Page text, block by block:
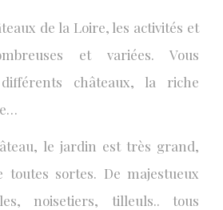
de la Loire, les activités et
et variées. Vous
châteaux, la riche
le jardin est très grand,
toutes sortes. De majestueux
noisetiers, tilleuls.. tous